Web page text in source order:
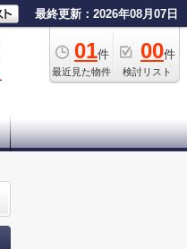
最終更新：2026年08月07日
01件
最近見た物件
00件
検討リスト